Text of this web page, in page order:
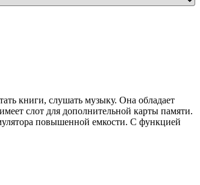
книги, слушать музыку. Она обладает
слот для дополнительной карты памяти.
повышенной емкости. С функцией